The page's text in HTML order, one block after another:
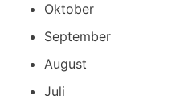
Oktober
September
August
Juli